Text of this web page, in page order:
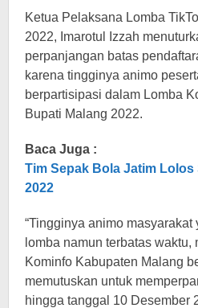
Ketua Pelaksana Lomba
2022, Imarotul Izzah
perpanjangan batas
karena tingginya animo
berpartisipasi dalam Lomba
Bupati Malang 2022.
Baca Juga :
Tim Sepak Bola Jatim
2022
“Tingginya animo
lomba namun terbatas waktu,
Kominfo Kabupaten Malang
memutuskan untuk
hingga tanggal 10 Desember